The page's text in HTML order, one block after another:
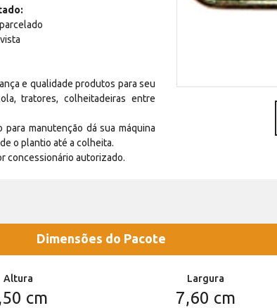
e qualidade produtos para seu
tratores, colheitadeiras entre
para manutenção dá sua máquina
o plantio até a colheita.
concessionário autorizado.
Dimensões do Pacote
Altura
cm
Largura
7,60 cm